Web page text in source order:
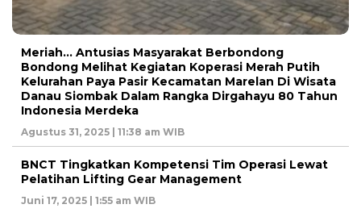
Meriah… Antusias Masyarakat Berbondong
Bondong Melihat Kegiatan Koperasi Merah Putih
Kelurahan Paya Pasir Kecamatan Marelan Di Wisata
Danau Siombak Dalam Rangka Dirgahayu 80 Tahun
Indonesia Merdeka
Agustus 31, 2025 | 11:38 am WIB
BNCT Tingkatkan Kompetensi Tim Operasi Lewat
Pelatihan Lifting Gear Management
Juni 17, 2025 | 1:55 am WIB